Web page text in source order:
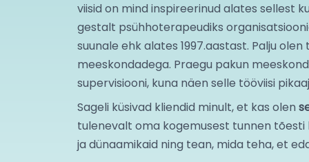
viisid on mind inspireerinud alates sellest
gestalt psühhoterapeudiks
suunale ehk alates 1997.aastast. Palju
meeskondadega. Praegu pakun
supervisiooni, kuna näen selle tööviisi
Sageli küsivad kliendid minult, et kas olen
tulenevalt oma kogemusest tunnen
ja dünaamikaid ning tean, mida teha, et